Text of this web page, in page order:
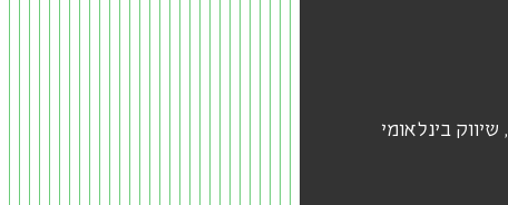
, שיווק בינלאומי